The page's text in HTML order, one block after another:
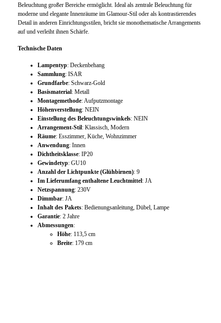
Beleuchtung großer Bereiche ermöglicht. Ideal als zentrale Beleuchtung für
moderne und elegante Innenräume im Glamour-Stil oder als kontrastierendes
Detail in anderen Einrichtungsstilen, bricht sie monothematische Arrangements
auf und verleiht ihnen Schärfe.
Technische Daten
Lampentyp: Deckenbehang
Sammlung: ISAR
Grundfarbe: Schwarz-Gold
Basismaterial: Metall
Montagemethode: Aufputzmontage
Höhenverstellung: NEIN
Einstellung des Beleuchtungswinkels: NEIN
Arrangement-Stil: Klassisch, Modern
Räume: Esszimmer, Küche, Wohnzimmer
Anwendung: Innen
Dichtheitsklasse: IP20
Gewindetyp: GU10
Anzahl der Lichtpunkte (Glühbirnen): 9
Im Lieferumfang enthaltene Leuchtmittel: JA
Netzspannung: 230V
Dimmbar: JA
Inhalt des Pakets: Bedienungsanleitung, Dübel, Lampe
Garantie: 2 Jahre
Abmessungen:
Höhe: 113,5 cm
Breite: 179 cm